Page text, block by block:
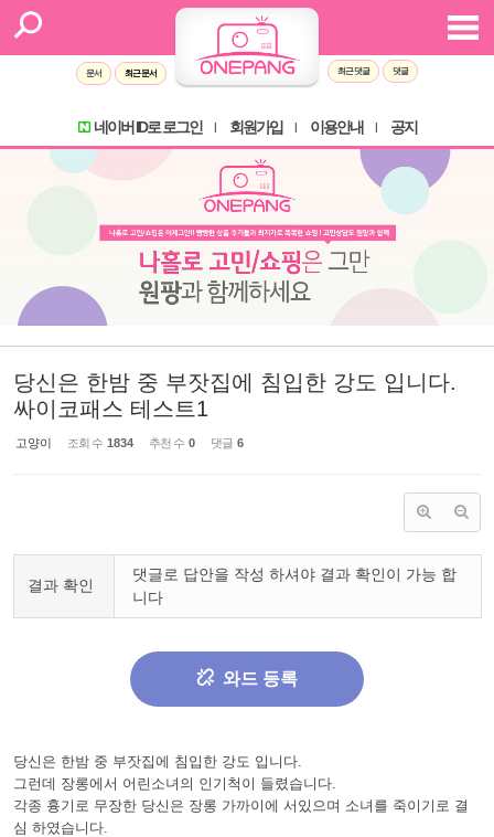
문서 최근 문서 최근 댓글 댓글
네이버 ID로 로그인 회원가입 이용안내 공지
당신은 한밤 중 부잣집에 침입한 강도 입니다.
싸이코패스 테스트1
고양이 조회 수 1834 추천 수 0 댓글 6
결과 확인
댓글로 답안을 작성 하셔야 결과 확인이 가능 합
니다
와드 등록
당신은 한밤 중 부잣집에 침입한 강도 입니다.
그런데 장롱에서 어린소녀의 인기척이 들렸습니다.
각종 흉기로 무장한 당신은 장롱 가까이에 서있으며 소녀를 죽이기로 결
심 하였습니다.